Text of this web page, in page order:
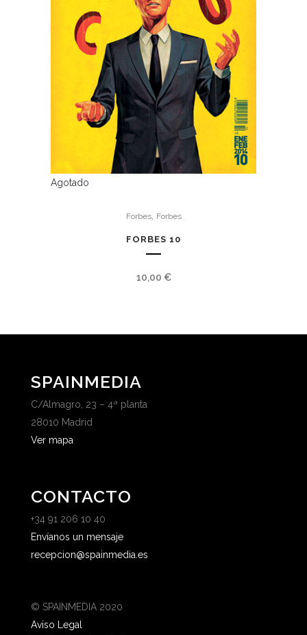
Agotado
Forbes, Forbes
FORBES 10
10,00 €
SPAINMEDIA
C/Almagro, 23 – 4ª planta
28010 Madrid
Ver mapa
CONTACTO
+34 91 206 10 40
Envíanos un mensaje
recepcion@spainmedia.es
© SPAINMEDIA 2020
Aviso Legal